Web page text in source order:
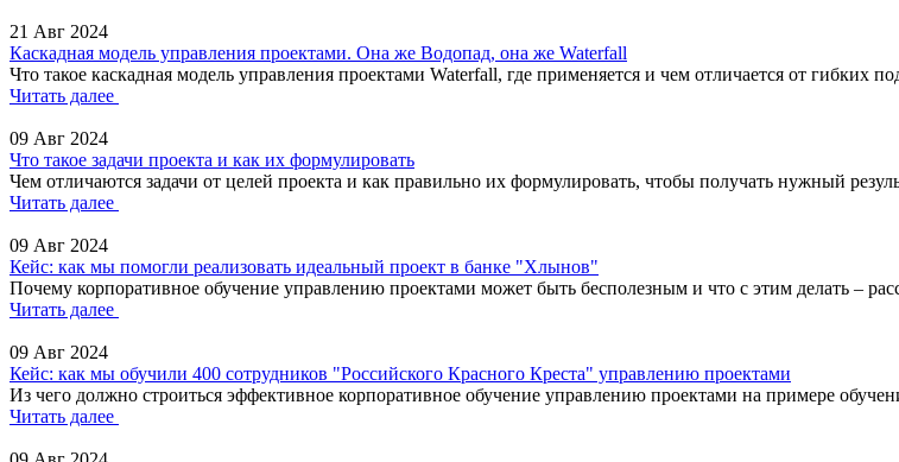
21 Авг 2024
Каскадная модель управления проектами. Она же Водопад, она же Waterfall
Что такое каскадная модель управления проектами Waterfall, где применяется и чем отличается от гибких
Читать далее
09 Авг 2024
Что такое задачи проекта и как их формулировать
Чем отличаются задачи от целей проекта и как правильно их формулировать, чтобы получать нужный
Читать далее
09 Авг 2024
Кейс: как мы помогли реализовать идеальный проект в банке "Хлынов"
Почему корпоративное обучение управлению проектами может быть бесполезным и что с этим делать –
Читать далее
09 Авг 2024
Кейс: как мы обучили 400 сотрудников "Российского Красного Креста" управлению проектами
Из чего должно строиться эффективное корпоративное обучение управлению проектами на примере
Читать далее